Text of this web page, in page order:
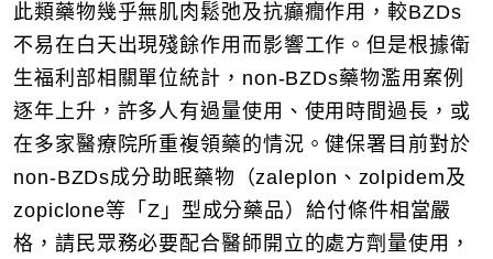
此類藥物幾乎無肌肉鬆弛及抗癲癇作用，較BZDs
不易在白天出現殘餘作用而影響工作。但是根據衛
生福利部相關單位統計，non-BZDs藥物濫用案例
逐年上升，許多人有過量使用、使用時間過長，或
在多家醫療院所重複領藥的情況。健保署目前對於
non-BZDs成分助眠藥物（zaleplon、zolpidem及
zopiclone等「Z」型成分藥品）給付條件相當嚴
格，請民眾務必要配合醫師開立的處方劑量使用，